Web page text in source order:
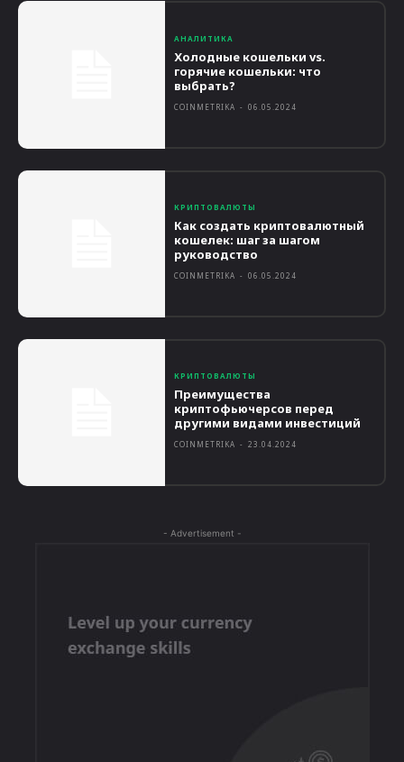
АНАЛИТИКА
Холодные кошельки vs.
горячие кошельки: что
выбрать?
COINMETRIKA - 06.05.2024
КРИПТОВАЛЮТЫ
Как создать криптовалютный
кошелек: шаг за шагом
руководство
COINMETRIKA - 06.05.2024
КРИПТОВАЛЮТЫ
Преимущества
криптофьючерсов перед
другими видами инвестиций
COINMETRIKA - 23.04.2024
- Advertisement -